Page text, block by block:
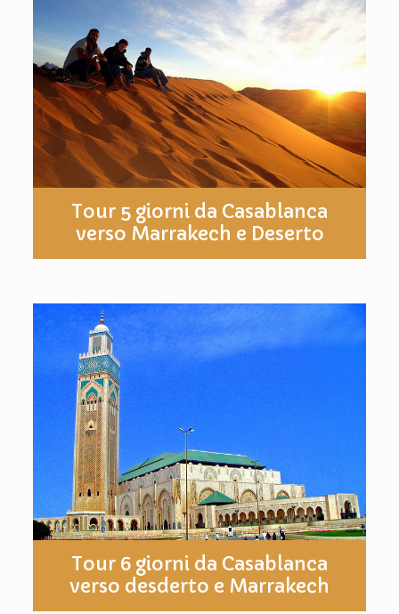
Tour 5 giorni da Casablanca
verso Marrakech e Deserto
Tour 6 giorni da Casablanca
verso desderto e Marrakech